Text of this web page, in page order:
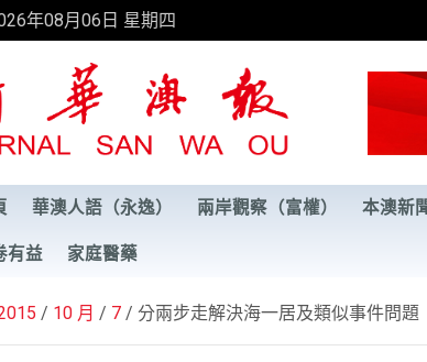
年08月06日 星期四
澳報
華澳人語（永逸） 兩岸觀察（富權） 本澳新
有益 家庭醫藥
10 月 7 分兩步走解決海一居及類似事件問題